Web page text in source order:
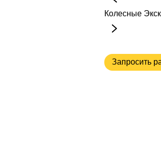
Колесные
Запросить